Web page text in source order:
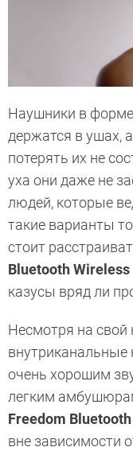
Наушники в форме
держатся в ушах,
потерять их не
уха они даже не
людей, которые
такие варианты
стоит
Bluetooth Wireless
казусы вряд ли
Несмотря на свой
внутриканальные
очень хорошим
легким
Freedom
вне зависимости